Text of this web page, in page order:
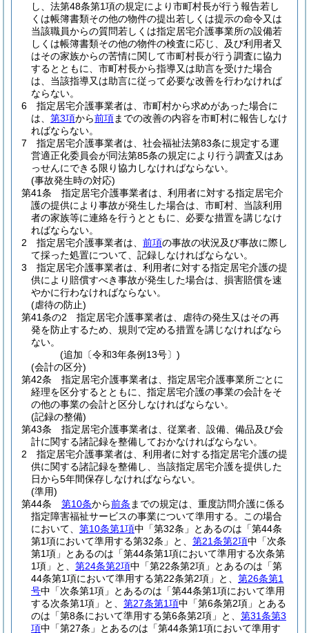
し、法第48条第1項の規定により市町村長が行う報告若し
くは帳簿書類その他の物件の提出若しくは提示の命令又は
当該職員からの質問若しくは指定居宅介護事業所の設備若
しくは帳簿書類その他の物件の検査に応じ、及び利用者又
はその家族からの苦情に関して市町村長が行う調査に協力
するとともに、市町村長から指導又は助言を受けた場合
は、当該指導又は助言に従って必要な改善を行わなければ
ならない。
6
指定居宅介護事業者は、市町村から求めがあった場合に
は、 第3項から前項までの改善の内容を市町村に報告しなけ
ればならない。
7
指定居宅介護事業者は、社会福祉法第83条に規定する運
営適正化委員会が同法第85条の規定により行う調査又はあ
っせんにできる限り協力しなければならない。
(事故発生時の対応)
第41条
指定居宅介護事業者は、利用者に対する指定居宅介
護の提供により事故が発生した場合は、市町村、当該利用
者の家族等に連絡を行うとともに、必要な措置を講じなけ
ればならない。
2
指定居宅介護事業者は、 前項の事故の状況及び事故に際し
て採った処置について、記録しなければならない。
3
指定居宅介護事業者は、利用者に対する指定居宅介護の提
供により賠償すべき事故が発生した場合は、損害賠償を速
やかに行わなければならない。
(虐待の防止)
第41条の2
指定居宅介護事業者は、虐待の発生又はその再
発を防止するため、規則で定める措置を講じなければなら
ない。
(追加〔令和3年条例13号〕)
(会計の区分)
第42条
指定居宅介護事業者は、指定居宅介護事業所ごとに
経理を区分するとともに、指定居宅介護の事業の会計をそ
の他の事業の会計と区分しなければならない。
(記録の整備)
第43条
指定居宅介護事業者は、従業者、設備、備品及び会
計に関する諸記録を整備しておかなければならない。
2
指定居宅介護事業者は、利用者に対する指定居宅介護の提
供に関する諸記録を整備し、当該指定居宅介護を提供した
日から5年間保存しなければならない。
(準用)
第44条
第10条から前条 までの規定は、重度訪問介護に係る
指定障害福祉サービスの事業について準用する。
この場合
において、 第10条第1項中「第32条」とあるのは「第44条
第1項において準用する第32条」と、 第21条第2項中「次条
第1項」とあるのは「第44条第1項において準用する次条第
1項」と、 第24条第2項中「第22条第2項」とあるのは「第
44条第1項において準用する第22条第2項」と、 第26条第1
号中「次条第1項」とあるのは「第44条第1項において準用
する次条第1項」と、 第27条第1項中「第6条第2項」とある
のは「第8条において準用する第6条第2項」と、 第31条第3
項中「第27条」とあるのは「第44条第1項において準用す